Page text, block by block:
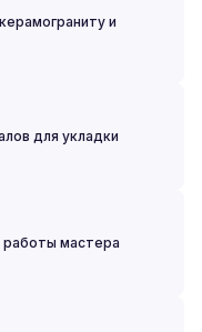
и
для укладки
работы мастера